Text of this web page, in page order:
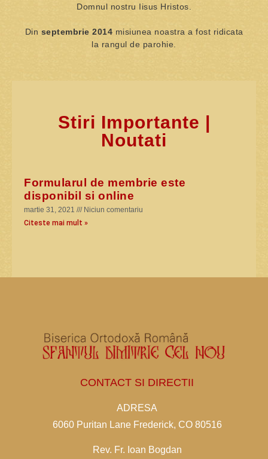
Domnul nostru Iisus Hristos.
Din septembrie 2014 misiunea noastra a fost ridicata
la rangul de parohie.
Stiri Importante |
Noutati
Formularul de membrie este
disponibil si online
martie 31, 2021
Niciun comentariu
Citeste mai mult »
CONTACT SI DIRECTII
ADRESA
6060 Puritan Lane Frederick, CO 80516
Rev. Fr. Ioan Bogdan